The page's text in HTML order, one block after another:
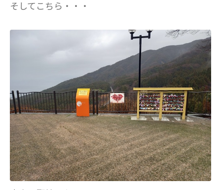
そしてこちら・・・